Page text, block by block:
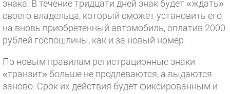
знака. В течение тридцати дней знак будет «ждать»
своего владельца, который сможет установить его
на вновь приобретенный автомобиль, оплатив 2000
рублей госпошлины, как и за новый номер.
По новым правилам регистрационные знаки
«транзит» больше не продлеваются, а выдаются
заново. Срок их действия будет фиксированным и